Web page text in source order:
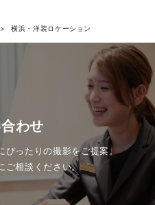
横浜・洋装ロケーション
わせ
ったりの撮影をご提案。
ご相談ください。